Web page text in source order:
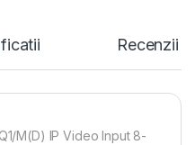
Recenzii
M(D) IP Video Input 8-